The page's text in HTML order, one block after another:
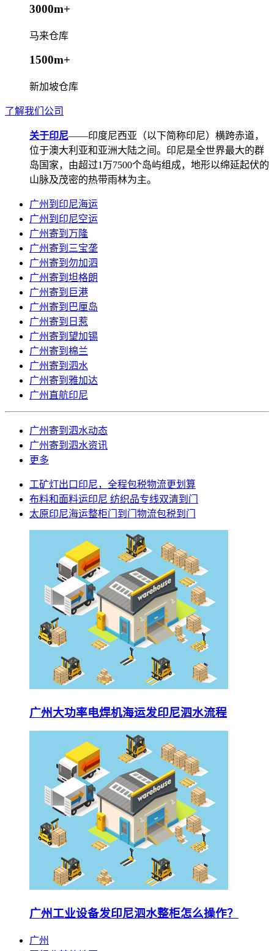
3000m+
马来仓库
1500m+
新加坡仓库
了解我们公司
关于印尼——印度尼西亚（以下简称印尼）横跨赤道，
位于澳大利亚和亚洲大陆之间。印尼是全世界最大的群
岛国家，由超过1万7500个岛屿组成，地形以绵延起伏的
山脉及茂密的热带雨林为主。
广州到印尼海运
广州到印尼空运
广州寄到万隆
广州寄到三宝垄
广州寄到勿加泗
广州寄到坦格朗
广州寄到巨港
广州寄到巴厘岛
广州寄到日惹
广州寄到望加锡
广州寄到棉兰
广州寄到泗水
广州寄到雅加达
广州直航印尼
广州寄到泗水动态
广州寄到泗水资讯
更多
工矿灯出口印尼，全程包税物流更划算
布料和面料运印尼 纺织品专线双清到门
太原印尼海运整柜门到门物流包税到门
广州大功率电焊机海运发印尼泗水流程
广州工业设备发印尼泗水整柜怎么操作？
广州